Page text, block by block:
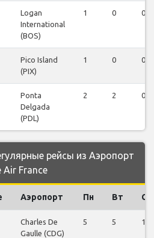
Logan
International
(BOS)
1 0 0
Pico Island
(PIX)
1 0 0
Ponta
Delgada
(PDL)
2 2 0
рейсы из Аэропорт
France
Аэропорт Пн Вт Ср
Charles De
Gaulle (CDG)
5 5 1